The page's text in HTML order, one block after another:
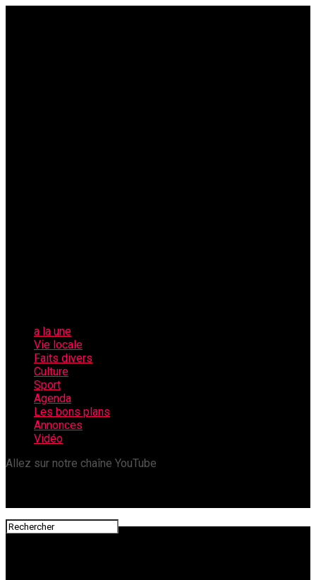
a la une
Vie locale
Faits divers
Culture
Sport
Agenda
Les bons plans
Annonces
Vidéo
Allez sur notre chaîne YouTube